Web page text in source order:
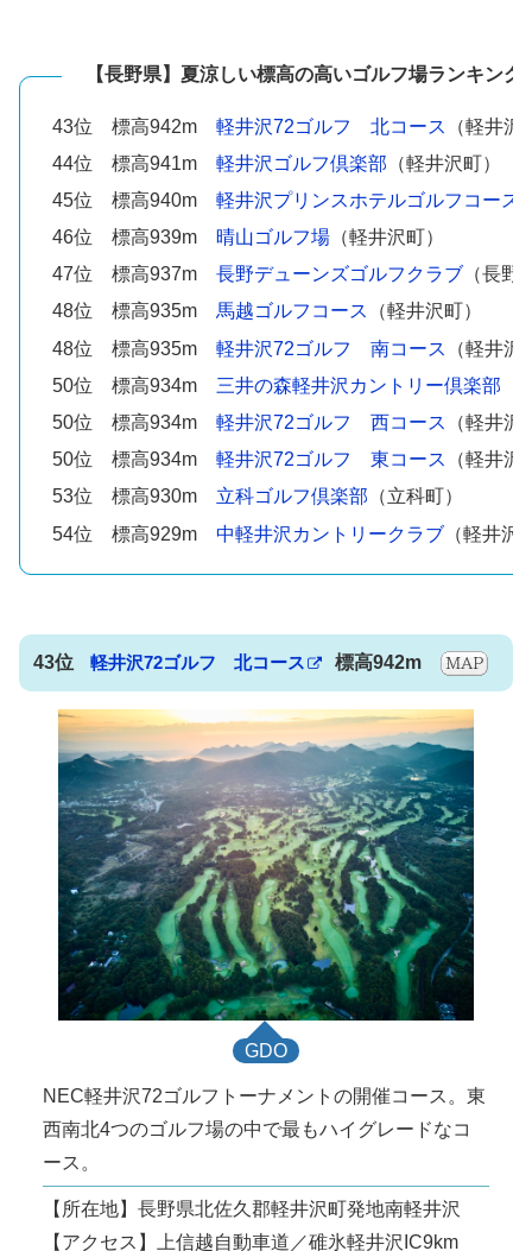
【長野県】夏涼しい標高の高いゴルフ場ランキング
43位 標高942m軽井沢72ゴルフ 北コース
（軽井沢
44位 標高941m軽井沢ゴルフ倶楽部 （軽井沢町）
45位 標高940m軽井沢プリンスホテルゴルフコース
46位 標高939m 晴山ゴルフ場 （軽井沢町）
47位 標高937m長野デューンズゴルフクラブ （長野
48位 標高935m馬越ゴルフコース
（軽井沢町）
48位 標高935m軽井沢72ゴルフ 南コース
（軽井沢
50位 標高934m 三井の森軽井沢カントリー倶楽部
50位 標高934m軽井沢72ゴルフ 西コース
（軽井沢
50位 標高934m軽井沢72ゴルフ 東コース
（軽井沢
53位 標高930m 立科ゴルフ倶楽部 （立科町）
54位 標高929m中軽井沢カントリークラブ （軽井沢
43位 軽井沢72ゴルフ 北コース 標高942m
GDO
NEC軽井沢72ゴルフトーナメントの開催コース。東
西南北4つのゴルフ場の中で最もハイグレードなコ
ース。
【所在地】長野県北佐久郡軽井沢町発地南軽井沢
【アクセス】上信越自動車道／碓氷軽井沢IC9km